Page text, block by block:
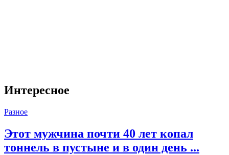
Интересное
Разное
Этот мужчина почти 40 лет копал
тоннель в пустыне и в один день ...